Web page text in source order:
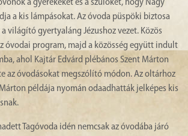
a gyerekeket és a szülőket, hogy Nagy
a kis lámpásokat. Az óvoda püspöki biztosa
világító gyertyaláng Jézushoz vezet. Közös
óvodai program, majd a közösség együtt indult
ahol Kajtár Edvárd plébános Szent Márton
az óvodásokat megszólító módon. Az oltárhoz
példája nyomán odaadhatták jelképes kis
Tagóvoda idén nemcsak az óvodába járó